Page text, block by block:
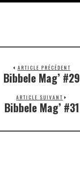
ARTICLE PRÉCÉDENT
Bibbele Mag’ #29
ARTICLE SUIVANT
Bibbele Mag’ #31